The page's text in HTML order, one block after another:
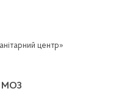
центр»
МОЗ